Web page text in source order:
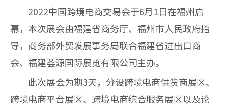
2022中国跨境电商交易会于6月1日在福州启
幕，本次展会由福建省商务厅、福州市人民政府指
导，商务部外贸发展事务局联合福建省进出口商
会、福建荟源国际展览有限公司主办。
此次展会为期3天，分设跨境电商供货商展区、
跨境电商平台展区、跨境电商综合服务展区以及论